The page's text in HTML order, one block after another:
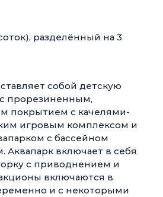
разделённый на 3
собой детскую
прорезиненным,
покрытием с качелями-
игровым комплексом и
с бассейном
Аквапарк включает в себя
с приводнением и
включаются в
и с некоторыми